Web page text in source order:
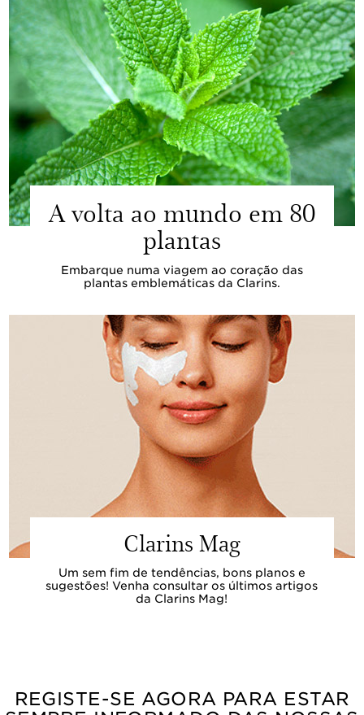
A volta ao mundo em 80
plantas
Embarque numa viagem ao coração das
plantas emblemáticas da Clarins.
Clarins Mag
Um sem fim de tendências, bons planos e
sugestões! Venha consultar os últimos artigos
da Clarins Mag!
REGISTE-SE AGORA PARA ESTAR